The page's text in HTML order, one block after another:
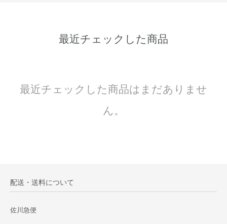
最近チェックした商品
最近チェックした商品はまだありませ
ん。
配送・送料について
佐川急便